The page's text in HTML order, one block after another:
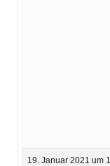
19. Januar 2021 um